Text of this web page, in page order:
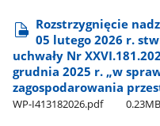
Rozstrzygnięcie
05 lutego 2026 r.
uchwały Nr
grudnia 2025 r. „w
zagospodarowania
WP-I413182026.pdf 0.23MB